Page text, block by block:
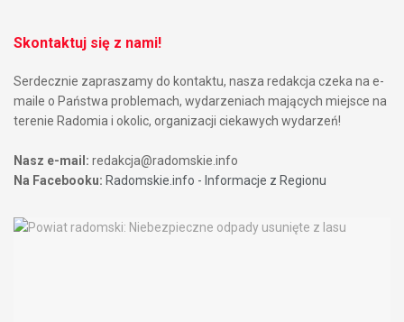
Skontaktuj się z nami!
Serdecznie zapraszamy do kontaktu, nasza redakcja czeka na e-
maile o Państwa problemach, wydarzeniach mających miejsce na
terenie Radomia i okolic, organizacji ciekawych wydarzeń!
Nasz e-mail: redakcja@radomskie.info
Na Facebooku: Radomskie.info - Informacje z Regionu